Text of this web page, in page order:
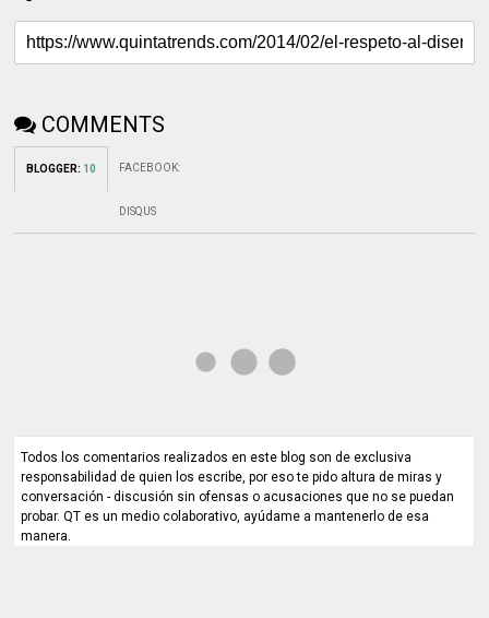
COMMENTS
BLOGGER: 10 FACEBOOK:
DISQUS
Todos los comentarios realizados en este blog son de exclusiva
responsabilidad de quien los escribe, por eso te pido altura de miras y
conversación - discusión sin ofensas o acusaciones que no se puedan
probar. QT es un medio colaborativo, ayúdame a mantenerlo de esa
manera.